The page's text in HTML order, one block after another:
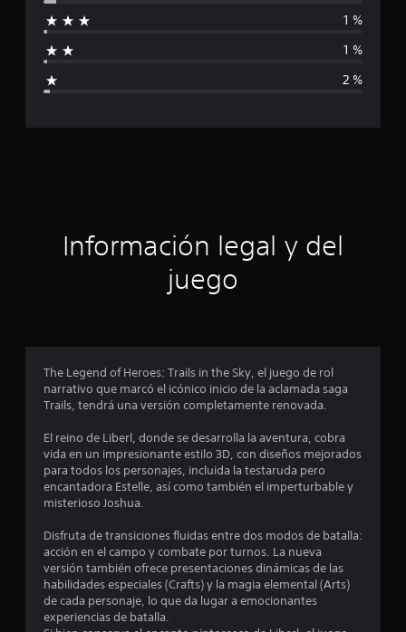
a
ó
r
o
m
e
o
:
1 %
1 %
2 %
Información legal y del
juego
The Legend of Heroes: Trails in the Sky, el juego de rol
narrativo que marcó el icónico inicio de la aclamada saga
Trails, tendrá una versión completamente renovada.
El reino de Liberl, donde se desarrolla la aventura, cobra
vida en un impresionante estilo 3D, con diseños mejorados
para todos los personajes, incluida la testaruda pero
encantadora Estelle, así como también el imperturbable y
misterioso Joshua.
Disfruta de transiciones fluidas entre dos modos de batalla:
acción en el campo y combate por turnos. La nueva
versión también ofrece presentaciones dinámicas de las
habilidades especiales (Crafts) y la magia elemental (Arts)
de cada personaje, lo que da lugar a emocionantes
experiencias de batalla.